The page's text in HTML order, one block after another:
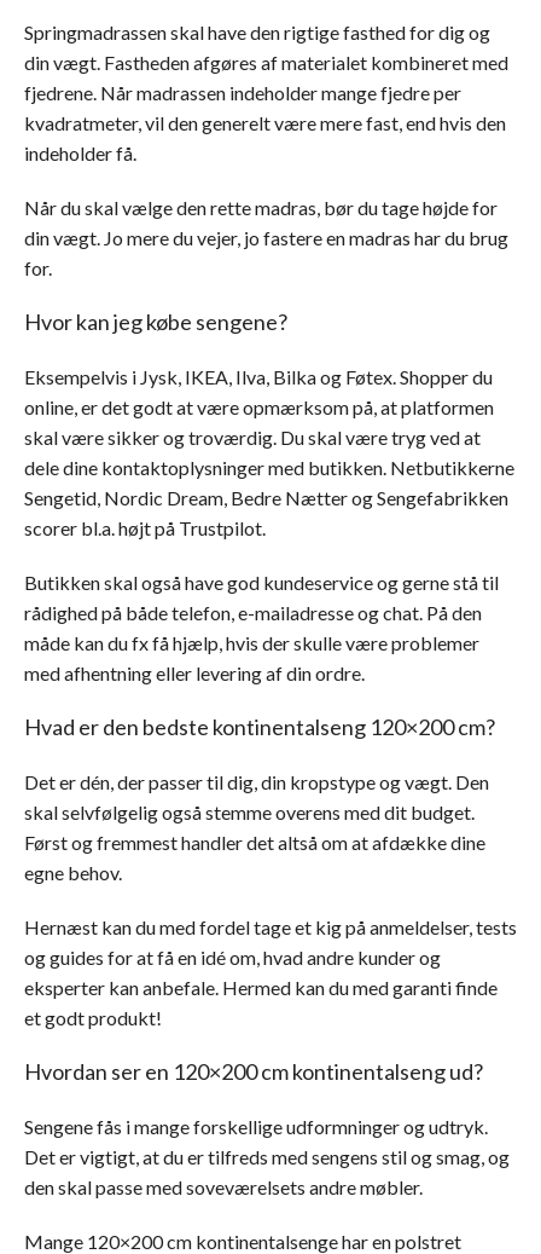
Springmadrassen skal have den rigtige fasthed for dig og
din vægt. Fastheden afgøres af materialet kombineret med
fjedrene. Når madrassen indeholder mange fjedre per
kvadratmeter, vil den generelt være mere fast, end hvis den
indeholder få.
Når du skal vælge den rette madras, bør du tage højde for
din vægt. Jo mere du vejer, jo fastere en madras har du brug
for.
Hvor kan jeg købe sengene?
Eksempelvis i Jysk, IKEA, Ilva, Bilka og Føtex. Shopper du
online, er det godt at være opmærksom på, at platformen
skal være sikker og troværdig. Du skal være tryg ved at
dele dine kontaktoplysninger med butikken. Netbutikkerne
Sengetid, Nordic Dream, Bedre Nætter og Sengefabrikken
scorer bl.a. højt på Trustpilot.
Butikken skal også have god kundeservice og gerne stå til
rådighed på både telefon, e-mailadresse og chat. På den
måde kan du fx få hjælp, hvis der skulle være problemer
med afhentning eller levering af din ordre.
Hvad er den bedste kontinentalseng 120×200 cm?
Det er dén, der passer til dig, din kropstype og vægt. Den
skal selvfølgelig også stemme overens med dit budget.
Først og fremmest handler det altså om at afdække dine
egne behov.
Hernæst kan du med fordel tage et kig på anmeldelser, tests
og guides for at få en idé om, hvad andre kunder og
eksperter kan anbefale. Hermed kan du med garanti finde
et godt produkt!
Hvordan ser en 120×200 cm kontinentalseng ud?
Sengene fås i mange forskellige udformninger og udtryk.
Det er vigtigt, at du er tilfreds med sengens stil og smag, og
den skal passe med soveværelsets andre møbler.
Mange 120×200 cm kontinentalsenge har en polstret